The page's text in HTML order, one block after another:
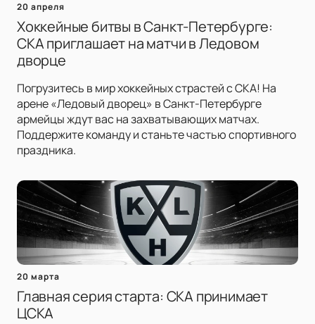
20 апреля
Хоккейные битвы в Санкт-Петербурге:
СКА приглашает на матчи в Ледовом
дворце
Погрузитесь в мир хоккейных страстей с СКА! На
арене «Ледовый дворец» в Санкт-Петербурге
армейцы ждут вас на захватывающих матчах.
Поддержите команду и станьте частью спортивного
праздника.
20 марта
Главная серия старта: СКА принимает
ЦСКА